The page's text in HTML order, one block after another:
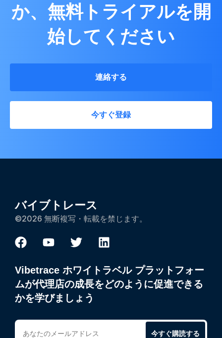
か、無料トライアルを開
始してください
連絡する
今すぐ登録
バイブトレース
©2026 無断複写・転載を禁じます。
Vibetrace ホワイトラベル プラットフォー
ムが代理店の成長をどのように促進できる
かを学びましょう
今すぐ購読する